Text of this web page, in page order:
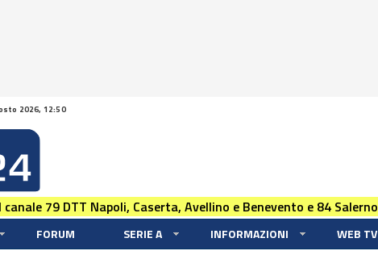
2026, 12:50
79 DTT Napoli, Caserta, Avellino e Benevento e 84 Salerno
FORUM SERIE A INFORMAZIONI WEB TV